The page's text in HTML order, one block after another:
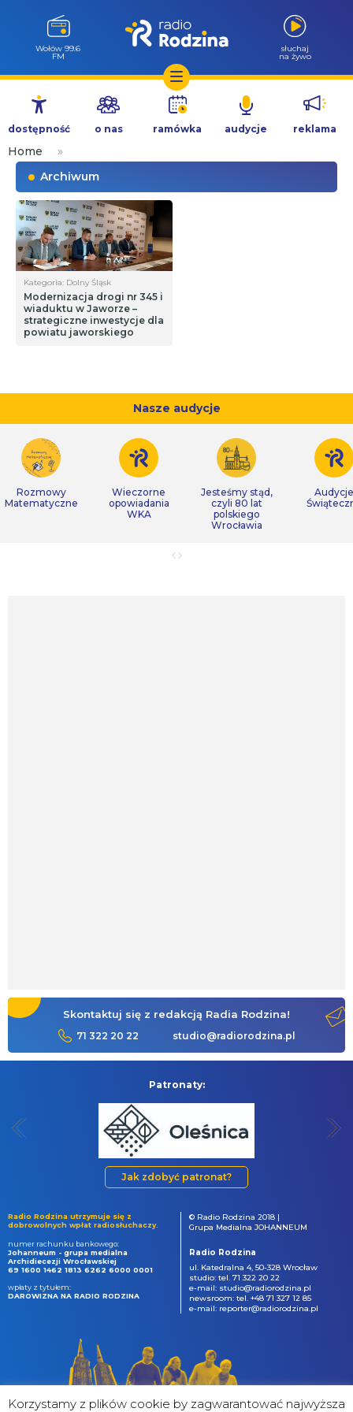
Przejdź
treści
Wołów 99.6
FM
słuchaj
na żywo
dostępność o nas ramówka audycje reklama
Home
»
Archiwum
Kategoria: Dolny Śląsk
Modernizacja drogi nr 345 i
wiaduktu w Jaworze –
strategiczne inwestycje dla
powiatu jaworskiego
Nasze audycje
Rozmowy
Matematyczne
Wieczorne
opowiadania
WKA
Jesteśmy stąd,
czyli 80 lat
polskiego
Wrocławia
Audycje
Skontaktuj się z redakcją Radia Rodzina!
71 322 20 22 studio@radiorodzina.pl
Patronaty:
Jak zdobyć patronat?
Radio Rodzina utrzymuje się z
dobrowolnych wpłat radiosłuchaczy.
numer rachunku bankowego:
Johanneum - grupa medialna
Archidiecezji Wrocławskiej
69 1600 1462 1813 6262 6000 0001
wpłaty z tytułem:
DAROWIZNA NA RADIO RODZINA
© Radio Rodzina 2018 |
Grupa Medialna JOHANNEUM
Radio Rodzina
ul. Katedralna 4, 50-328 Wrocław
studio: tel. 71 322 20 22
e-mail: studio@radiorodzina.pl
newsroom: tel. +48 71 327 12 85
e-mail: reporter@radiorodzina.pl
Korzystamy z plików cookie by zagwarantować najwyższa